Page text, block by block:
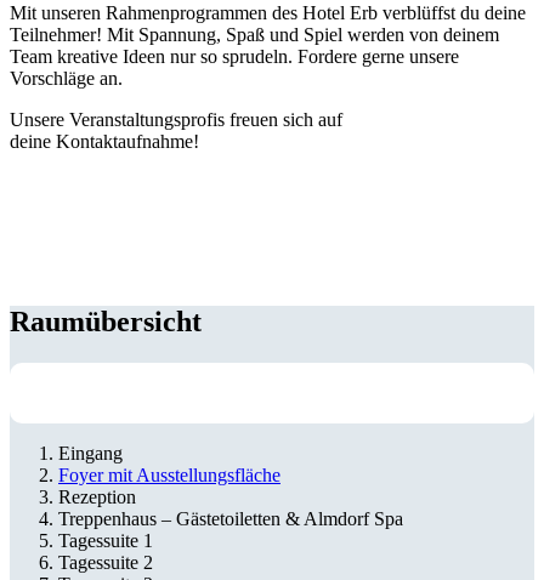
Mit unseren Rahmenprogrammen des Hotel Erb verblüffst du deine
Teilnehmer! Mit Spannung, Spaß und Spiel werden von deinem
Team kreative Ideen nur so sprudeln. Fordere gerne unsere
Vorschläge an.
Unsere Veranstaltungsprofis freuen sich auf
deine Kontaktaufnahme!
Raumübersicht
Eingang
Foyer mit Ausstellungsfläche
Rezeption
Treppenhaus – Gästetoiletten & Almdorf Spa
Tagessuite 1
Tagessuite 2